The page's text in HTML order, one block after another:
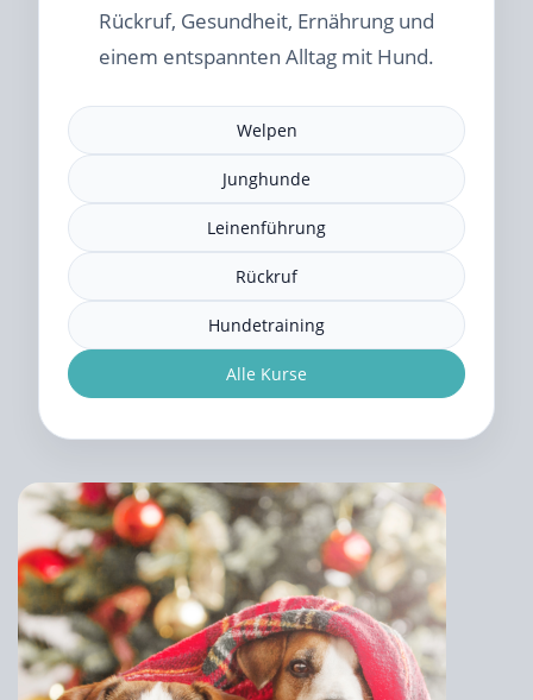
Rückruf, Gesundheit, Ernährung und
einem entspannten Alltag mit Hund.
Welpen
Junghunde
Leinenführung
Rückruf
Hundetraining
Alle Kurse